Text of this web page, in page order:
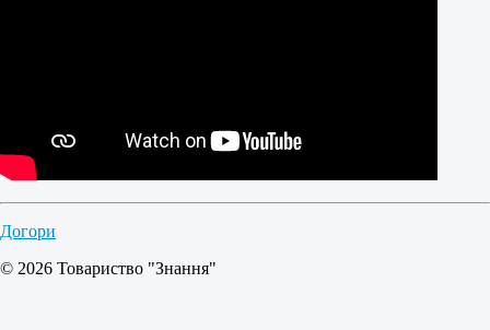
Догори
© 2026 Товариство "Знання"